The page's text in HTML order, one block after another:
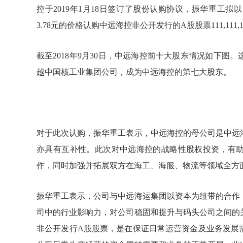
控于2019年1月18日签订了股份认购协议，振华重工拟
3.78元的价格认购中远海控非公开发行的A股股票
截至2018年9月30日，中远海控前十大股东情况如下图
越中国核工业集团公司，成为中远海控的第七大股东。
对于此次认购，振华重工表示，中远海控的母公司是中
亦具有互补性。此次对中远海控的战略性股权投资，有
作，同时加强并拓展双方在海工、海服、物流等领域全方
振华重工表示，公司与中远海运集团以资本为纽带的合
司中的行业影响力，对公司稳固和提升与码头公司之间
非公开发行A股股票，是在保证日常运营资金及业务发